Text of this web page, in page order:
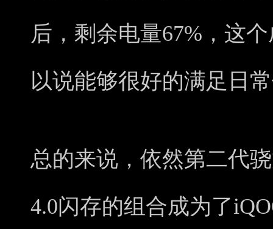
后，剩余电量67%，这
以说能够很好的满足日
总的来说，依然第二代
4.0闪存的组合成为了